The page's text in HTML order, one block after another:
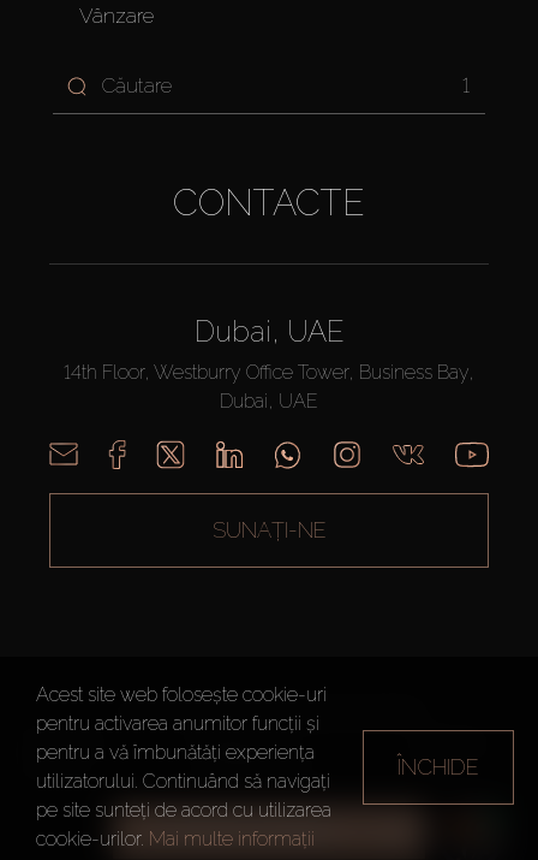
TOATE FILTRELE
Vânzare
1
CONTACTE
Dubai, UAE
14th Floor, Westburry Office Tower, Business Bay,
Dubai, UAE
SUNAȚI-NE
AX CAPITAL ©2026 Toate drepturile rezervate
Termeni de
utilizare
Politica de
Confidențialitate
ului
Acest site web folosește cookie-uri
pentru activarea anumitor funcții și
pentru a vă îmbunătăți experiența
utilizatorului. Continuând să navigați
pe site sunteți de acord cu utilizarea
cookie-urilor. Mai multe informații
ÎNCHIDE